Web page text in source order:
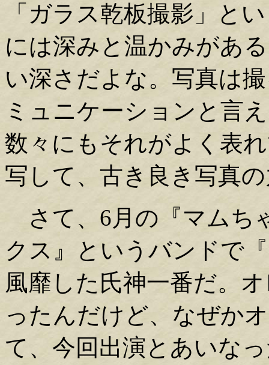
「ガラス乾板撮影」と
には深みと温かみがあ
い深さだよな。写真は
ミュニケーションと言
数々にもそれがよく表
写して、古き良き写真
さて、6月の『マムち
クス』というバンドで
風靡した氏神一番だ。
ったんだけど、なぜか
て、今回出演とあいな